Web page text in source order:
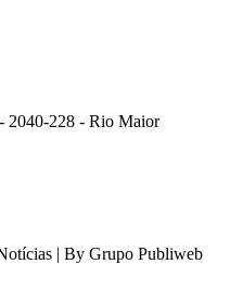
2040-228 - Rio Maior
| By Grupo Publiweb